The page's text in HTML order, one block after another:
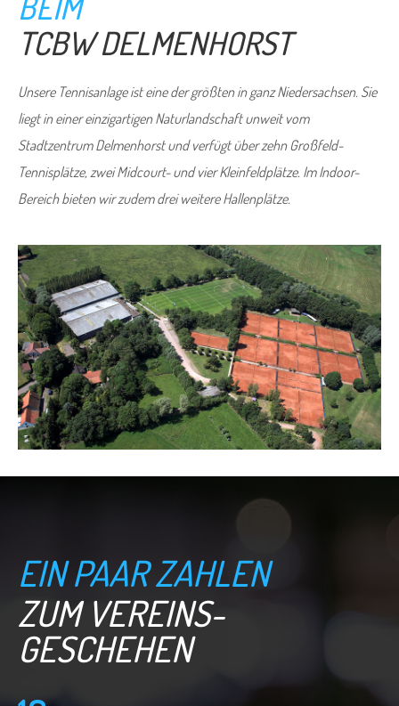
TCBW DELMEN­­­HORST
Unsere Tennisanlage ist eine der größten in ganz Niedersachsen. Sie
liegt in einer einzigartigen Naturlandschaft unweit vom
Stadtzentrum Delmenhorst und verfügt über zehn Großfeld-
Tennisplätze, zwei Midcourt- und vier Kleinfeldplätze. Im Indoor-
Bereich bieten wir zudem drei weitere Hallenplätze.
EIN PAAR ZAHLEN
ZUM VEREINS­
GESCHEHEN